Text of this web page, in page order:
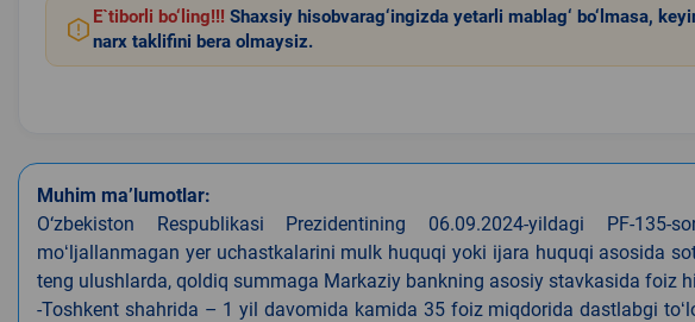
E`tiborli bo‘ling!!! Shaxsiy hisobvarag‘ingizda yetarli mablag‘ bo‘lmasa,
narx taklifini bera olmaysiz.
Muhim ma’lumotlar:
O‘zbekiston Respublikasi Prezidentining 06.09.2024-yildagi PF-
moʻljallanmagan yer uchastkalarini mulk huquqi yoki ijara huquqi asosida
teng ulushlarda, qoldiq summaga Markaziy bankning asosiy stavkasida foiz
-Toshkent shahrida – 1 yil davomida kamida 35 foiz miqdorida dastlabgi